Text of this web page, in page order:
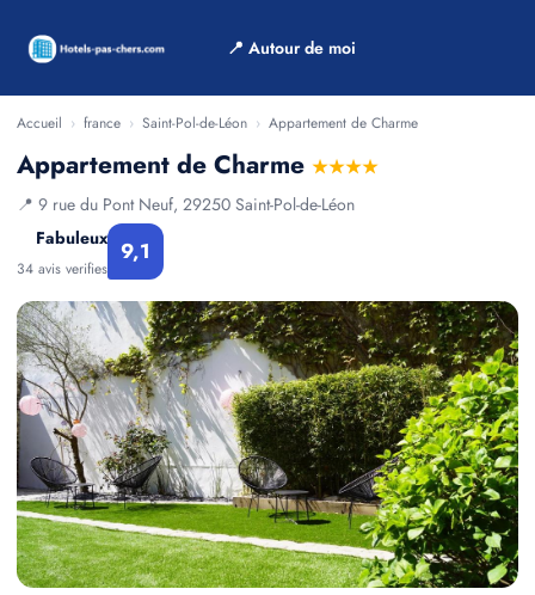
📍 Autour de moi
Accueil › france › Saint-Pol-de-Léon › Appartement de Charme
Appartement de Charme ★★★★
📍 9 rue du Pont Neuf, 29250 Saint-Pol-de-Léon
Fabuleux
34 avis verifies
9,1